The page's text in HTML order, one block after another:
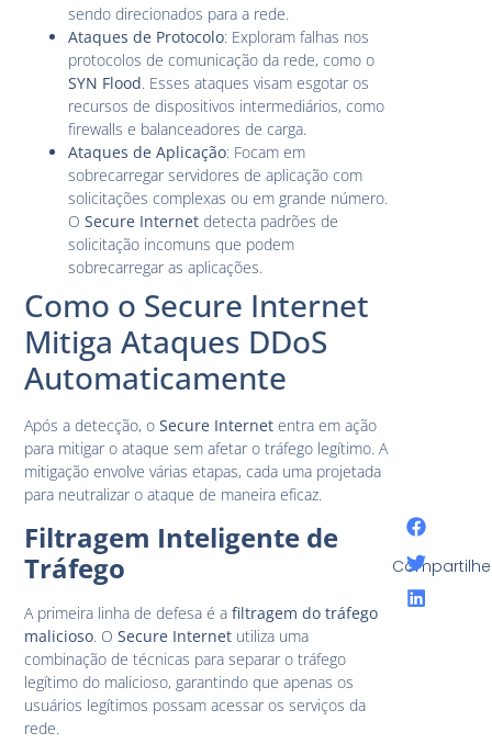
sendo direcionados para a rede.
Ataques de Protocolo: Exploram falhas nos
protocolos de comunicação da rede, como o
SYN Flood. Esses ataques visam esgotar os
recursos de dispositivos intermediários, como
firewalls e balanceadores de carga.
Ataques de Aplicação: Focam em
sobrecarregar servidores de aplicação com
solicitações complexas ou em grande número.
OSecure Internet detecta padrões de
solicitação incomuns que podem
sobrecarregar as aplicações.
Como o Secure Internet
Mitiga Ataques DDoS
Automaticamente
Após a detecção, oSecure Internet entra em ação
para mitigar o ataque sem afetar o tráfego legítimo. A
mitigação envolve várias etapas, cada uma projetada
para neutralizar o ataque de maneira eficaz.
Filtragem Inteligente de
Tráfego
A primeira linha de defesa é afiltragem do tráfego
malicioso. OSecure Internet utiliza uma
combinação de técnicas para separar o tráfego
legítimo do malicioso, garantindo que apenas os
usuários legítimos possam acessar os serviços da
rede.